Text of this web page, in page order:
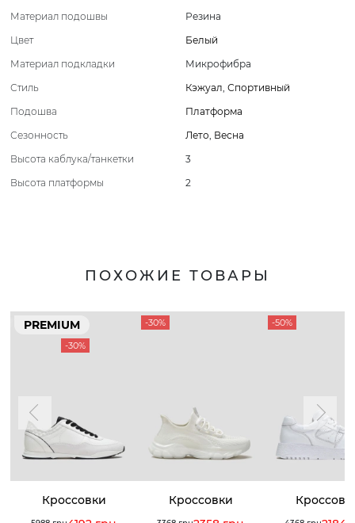
Материал подошвы
Резина
Цвет
Белый
Материал подкладки
Микрофибра
Стиль
Кэжуал, Спортивный
Подошва
Платформа
Сезонность
Лето, Весна
Высота каблука/танкетки
3
Высота платформы
2
ПОХОЖИЕ ТОВАРЫ
PREMIUM
-30%
Кроссовки
-30%
Кроссовки
-50%